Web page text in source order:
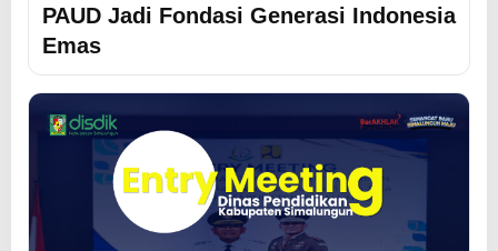
PAUD Jadi Fondasi Generasi Indonesia
Emas